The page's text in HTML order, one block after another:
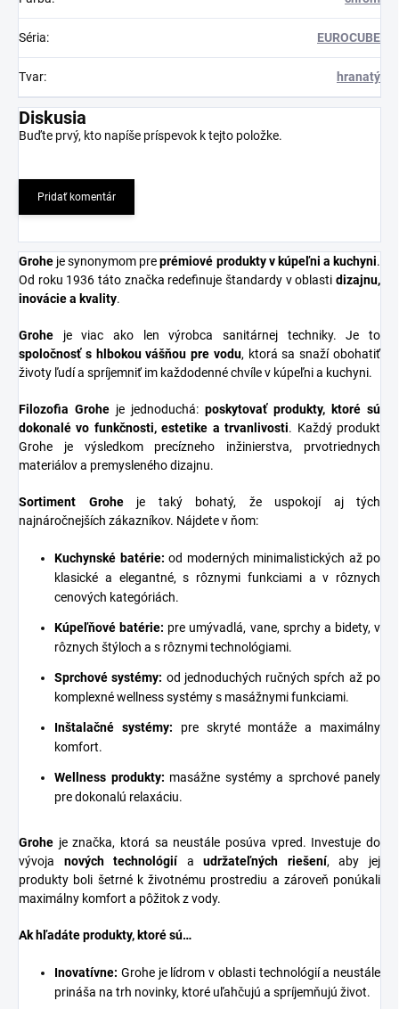
Séria: EUROCUBE
Tvar: hranatý
Diskusia
Buďte prvý, kto napíše príspevok k tejto položke.
Pridať komentár
Grohe je synonymom preprémiové produkty v kúpeľni a kuchyni.
Od roku 1936 táto značka redefinuje štandardy v oblasti dizajnu,
inovácie a kvality.
Grohe je viac ako len výrobca sanitárnej techniky. Je to
spoločnosť s hlbokou vášňou pre vodu, ktorá sa snaží obohatiť
životy ľudí a spríjemniť im každodenné chvíle v kúpeľni a kuchyni.
Filozofia Grohe je jednoduchá: poskytovať produkty, ktoré sú
dokonalé vo funkčnosti, estetike a trvanlivosti. Každý produkt
Grohe je výsledkom precízneho inžinierstva, prvotriednych
materiálov a premysleného dizajnu.
Sortiment Groheje taký bohatý, že uspokojí aj tých
najnáročnejších zákazníkov. Nájdete v ňom:
Kuchynské batérie: od moderných minimalistických až po
klasické a elegantné, s rôznymi funkciami a v rôznych
cenových kategóriách.
Kúpeľňové batérie: pre umývadlá, vane, sprchy a bidety, v
rôznych štýloch a s rôznymi technológiami.
Sprchové systémy: od jednoduchých ručných spŕch až po
komplexné wellness systémy s masážnymi funkciami.
Inštalačné systémy: pre skryté montáže a maximálny
komfort.
Wellness produkty: masážne systémy a sprchové panely
pre dokonalú relaxáciu.
Grohe je značka, ktorá sa neustále posúva vpred. Investuje do
vývoja nových technológiíaudržateľných riešení, aby jej
produkty boli šetrné k životnému prostrediu a zároveň ponúkali
maximálny komfort a pôžitok z vody.
Ak hľadáte produkty, ktoré sú…
Inovatívne: Grohe je lídrom v oblasti technológií a neustále
prináša na trh novinky, ktoré uľahčujú a spríjemňujú život.